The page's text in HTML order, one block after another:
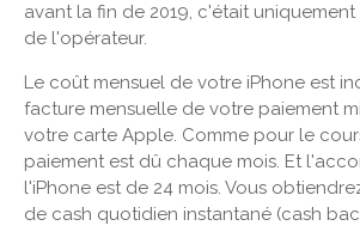
avant la fin de 2019, c'était
de l'opérateur.
Le coût mensuel de votre iPhone est
facture mensuelle de votre paiement
votre carte Apple. Comme pour le
paiement est dû chaque mois. Et
l'iPhone est de 24 mois. Vous
de cash quotidien instantané (cash